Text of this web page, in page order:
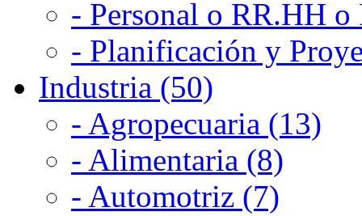
- Personal o RR.HH
- Planificación y
Industria (50)
- Agropecuaria (13)
- Alimentaria (8)
- Automotriz (7)